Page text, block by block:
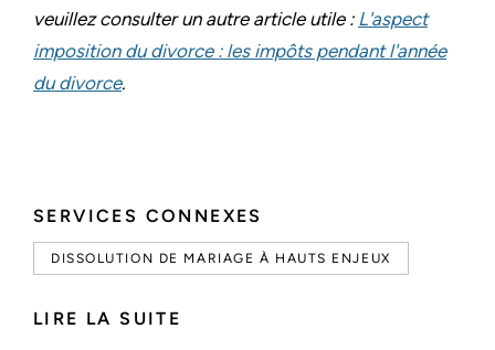
SERVICES CONNEXES
DISSOLUTION DE MARIAGE À HAUTS ENJEUX
LIRE LA SUITE
veuillez consulter un autre article utile : L'aspect
imposition du divorce : les impôts pendant l'année
du divorce.